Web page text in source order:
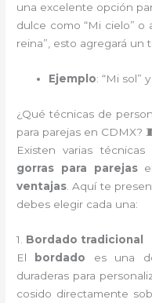
una excelente opción
dulce como “Mi cielo” o
reina”, esto agregará un
Ejemplo: “Mi sol”
¿Qué técnicas de
para parejas en CDMX?
Existen varias
gorras para parejas
ventajas . Aquí te
debes elegir cada una:
1. Bordado tradicional
El
bordado es una
duraderas para
cosido directamente